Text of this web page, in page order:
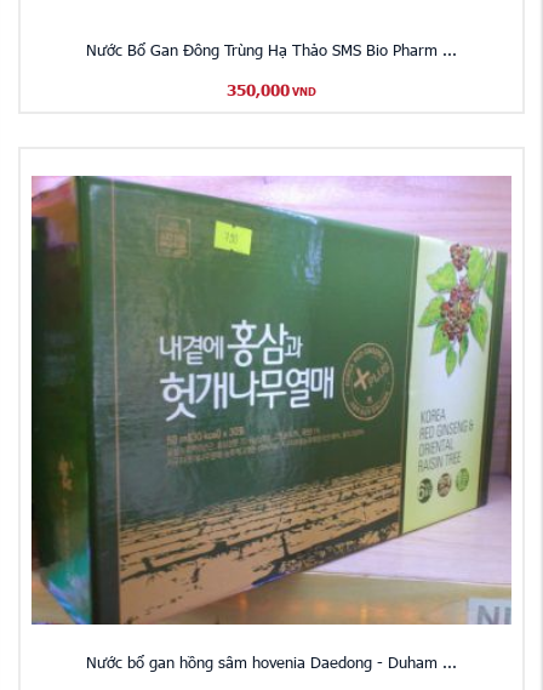
Nước Bổ Gan Đông Trùng Hạ Thảo SMS Bio Pharm ...
350,000 VND
Nước bổ gan hồng sâm hovenia Daedong - Duham ...